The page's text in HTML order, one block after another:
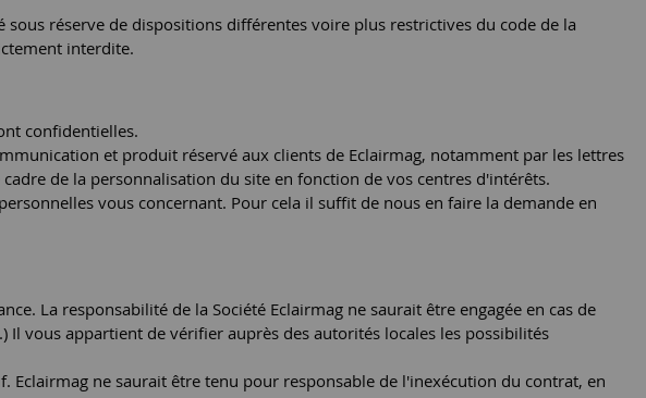
réserve de dispositions différentes voire plus restrictives du code de la
interdite.
confidentielles.
et produit réservé aux clients de Eclairmag, notamment par les lettres
de la personnalisation du site en fonction de vos centres d'intérêts.
vous concernant. Pour cela il suffit de nous en faire la demande en
La responsabilité de la Société Eclairmag ne saurait être engagée en cas de
vous appartient de vérifier auprès des autorités locales les possibilités
ne saurait être tenu pour responsable de l'inexécution du contrat, en